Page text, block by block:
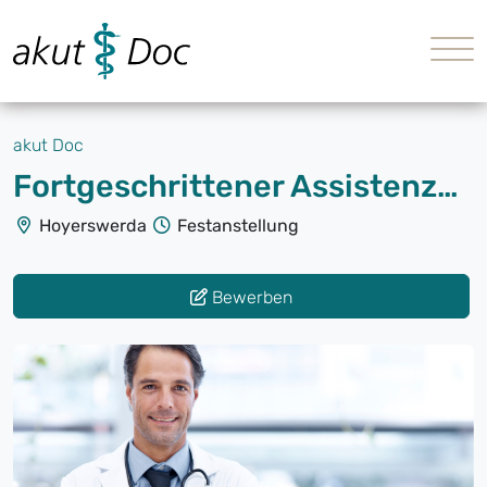
akut Doc
Fortgeschrittener Assistenzarzt Augenheilkunde (m/w/d)
Hoyerswerda Festanstellung
Bewerben